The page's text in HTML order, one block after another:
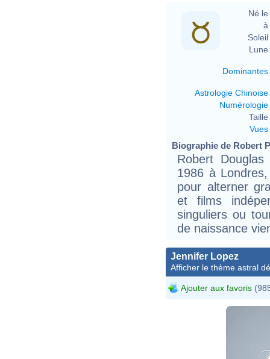
Né le
à
Soleil
Lune
Dominantes
Astrologie Chinoise
Numérologie
Taille
Vues
Biographie de Robert
Robert
1986 à
pour alterner
et films
singuliers ou
de naissance
Jennifer Lopez
Afficher le thème astral
Ajouter aux favoris